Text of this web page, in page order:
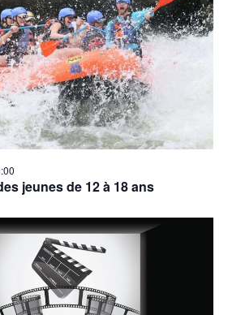
jeunes de 12 à 18 ans